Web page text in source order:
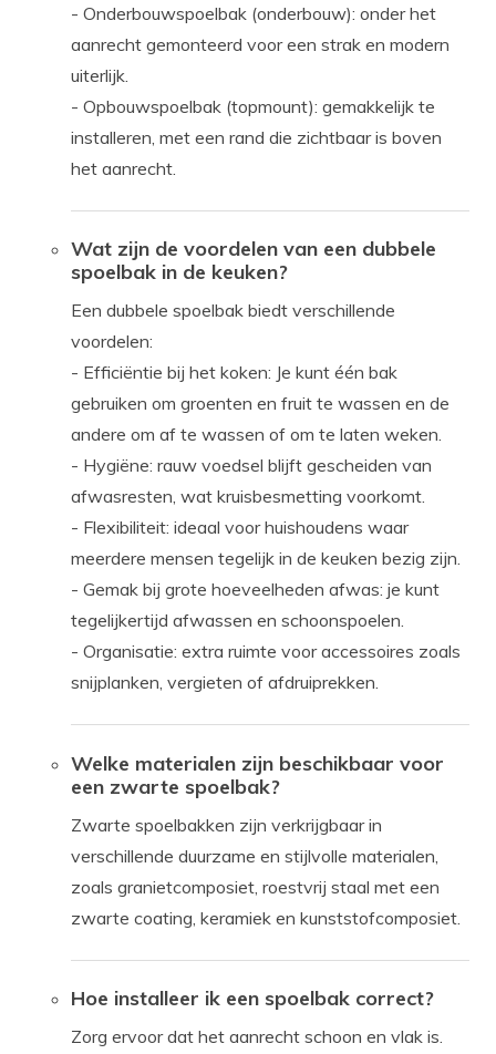
- Onderbouwspoelbak (onderbouw): onder het
aanrecht gemonteerd voor een strak en modern
uiterlijk.
- Opbouwspoelbak (topmount): gemakkelijk te
installeren, met een rand die zichtbaar is boven
het aanrecht.
Wat zijn de voordelen van een dubbele
spoelbak in de keuken?
Een dubbele spoelbak biedt verschillende
voordelen:
- Efficiëntie bij het koken: Je kunt één bak
gebruiken om groenten en fruit te wassen en de
andere om af te wassen of om te laten weken.
- Hygiëne: rauw voedsel blijft gescheiden van
afwasresten, wat kruisbesmetting voorkomt.
- Flexibiliteit: ideaal voor huishoudens waar
meerdere mensen tegelijk in de keuken bezig zijn.
- Gemak bij grote hoeveelheden afwas: je kunt
tegelijkertijd afwassen en schoonspoelen.
- Organisatie: extra ruimte voor accessoires zoals
snijplanken, vergieten of afdruiprekken.
Welke materialen zijn beschikbaar voor
een zwarte spoelbak?
Zwarte spoelbakken zijn verkrijgbaar in
verschillende duurzame en stijlvolle materialen,
zoals granietcomposiet, roestvrij staal met een
zwarte coating, keramiek en kunststofcomposiet.
Hoe installeer ik een spoelbak correct?
Zorg ervoor dat het aanrecht schoon en vlak is.